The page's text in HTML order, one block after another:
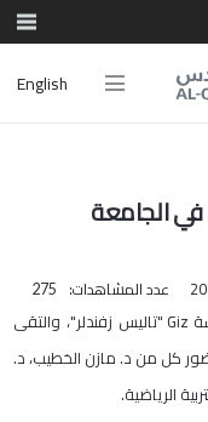
English
في الجامعة
عدد المشاهدات: 275
القدس | زار كلية الآداب المنسق الرياضي لمؤسسة Giz "تاليس زفندلر"، والتقى
كل من د. مازن الخطيب، د.
الرياضية.